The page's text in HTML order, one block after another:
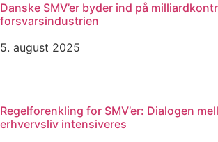
Danske SMV’er byder ind på
forsvarsindustrien
5. august 2025
Regelforenkling for SMV’er: Dialogen
erhvervsliv intensiveres